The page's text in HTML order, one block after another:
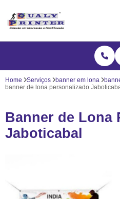
Home Serviços banner em lona
banner de lona personalizado
Banner de Lona
Jaboticabal